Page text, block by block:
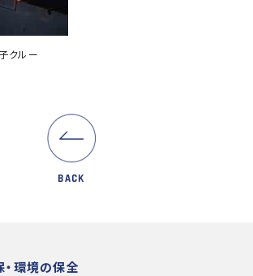
クルー
BACK
・環境の保全